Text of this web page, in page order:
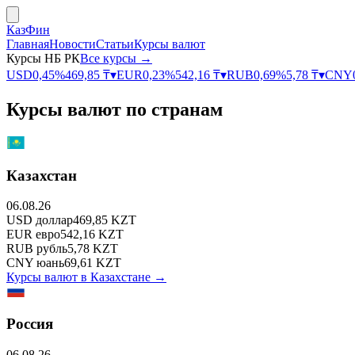
КазФин
ГлавнаяНовостиСтатьиКурсы валют
Курсы НБ РКВсе курсы →
USD0,45%469,85 ₸▾EUR0,23%542,16 ₸▾RUB0,69%5,78 ₸▾CNY
Курсы валют по странам
Казахстан
06.08.26
USD доллар469,85 KZT
EUR евро542,16 KZT
RUB рубль5,78 KZT
CNY юань69,61 KZT
Курсы валют в Казахстане →
Россия